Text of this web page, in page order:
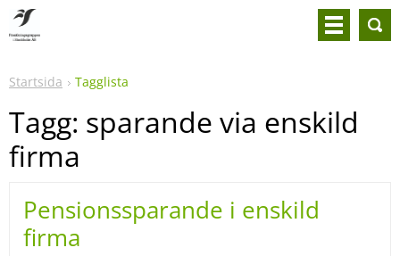
Startsida Tagglista
Tagg: sparande via enskild
firma
Pensionssparande i enskild
firma